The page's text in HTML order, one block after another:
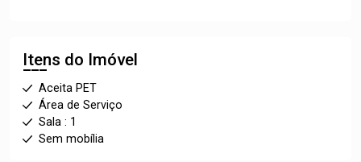
Itens do Imóvel
Aceita PET
Área de Serviço
Sala : 1
Sem mobília